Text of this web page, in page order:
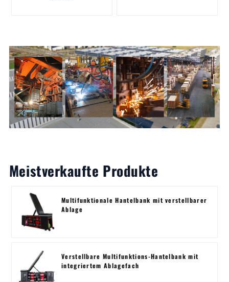
Meistverkaufte Produkte
Multifunktionale Hantelbank mit verstellbarer
Ablage
Verstellbare Multifunktions-Hantelbank mit
integriertem Ablagefach